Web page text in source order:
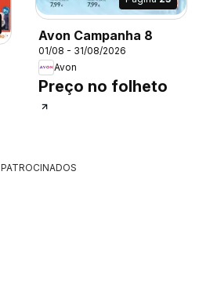
Avon Campanha 8
01/08 - 31/08/2026
Avon
Preço no folheto